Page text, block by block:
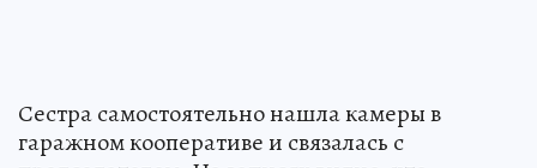
Сестра самостоятельно нашла камеры в
гаражном кооперативе и связалась с